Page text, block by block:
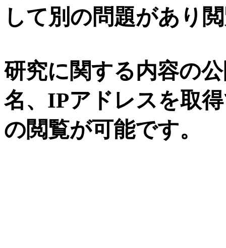
して別の問題があり
研究に関する内容の
名、IPアドレスを取
の閲覧が可能です。